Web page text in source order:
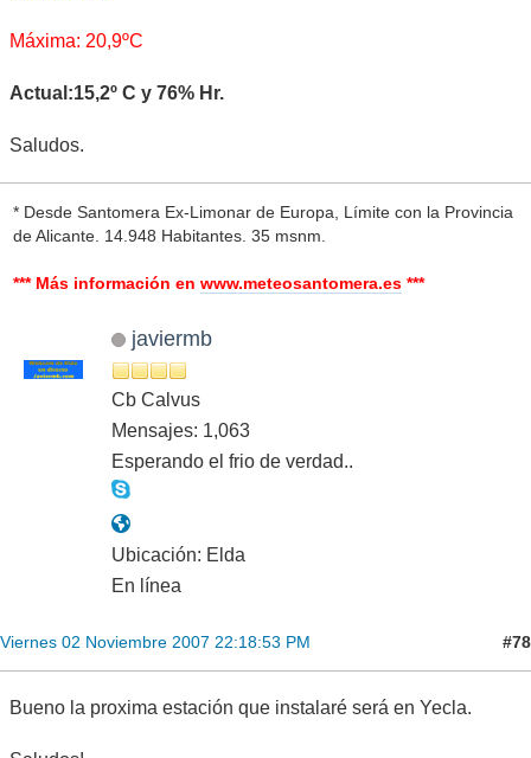
Máxima: 20,9ºC
Actual:15,2º C y 76% Hr.
Saludos.
* Desde Santomera Ex-Limonar de Europa, Límite con la Provincia
de Alicante. 14.948 Habitantes. 35 msnm.
*** Más información en www.meteosantomera.es***
javiermb
Cb Calvus
Mensajes: 1,063
Esperando el frio de verdad..
Ubicación: Elda
En línea
Viernes 02 Noviembre 2007 22:18:53 PM #78
Bueno la proxima estación que instalaré será en Yecla.